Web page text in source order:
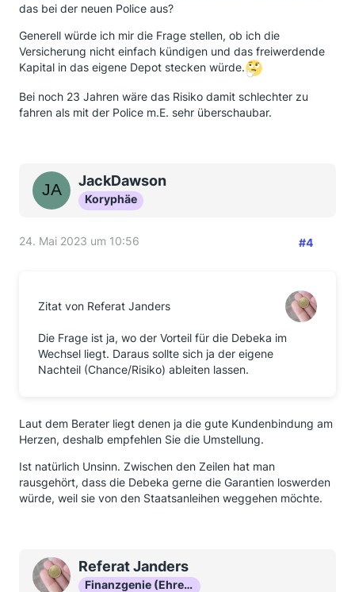
das bei der neuen Police aus?
Generell würde ich mir die Frage stellen, ob ich die
Versicherung nicht einfach kündigen und das freiwerdende
Kapital in das eigene Depot stecken würde.
Bei noch 23 Jahren wäre das Risiko damit schlechter zu
fahren als mit der Police m.E. sehr überschaubar.
JackDawson
Koryphäe
24. Mai 2023 um 10:56 #4
Zitat von Referat Janders
Die Frage ist ja, wo der Vorteil für die Debeka im
Wechsel liegt. Daraus sollte sich ja der eigene
Nachteil (Chance/Risiko) ableiten lassen.
Laut dem Berater liegt denen ja die gute Kundenbindung am
Herzen, deshalb empfehlen Sie die Umstellung.
Ist natürlich Unsinn. Zwischen den Zeilen hat man
rausgehört, dass die Debeka gerne die Garantien loswerden
würde, weil sie von den Staatsanleihen weggehen möchte.
Referat Janders
Finanzgenie (Ehrenmitglied)